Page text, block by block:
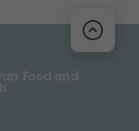
Food and